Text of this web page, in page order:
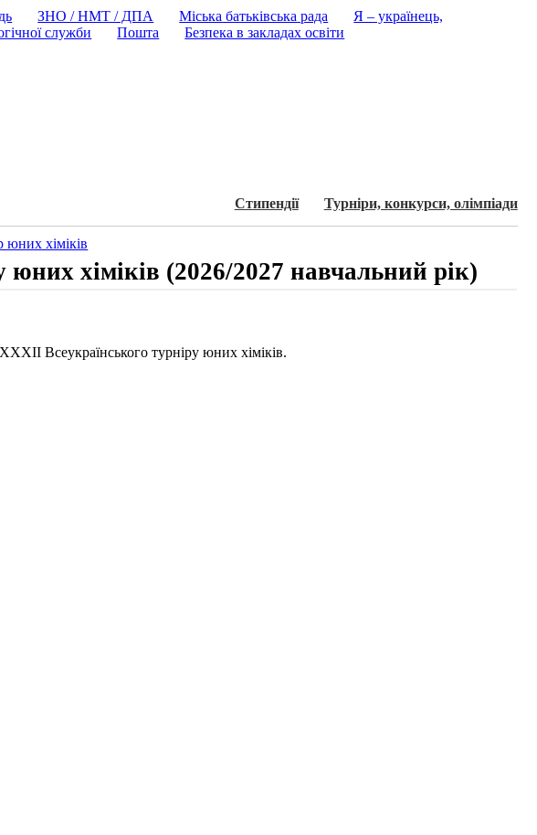
ЗНО / НМТ / ДПА Міська батьківська рада
Я – українець,
служби Пошта Безпека в закладах освіти
Стипендії Турнiри, конкурси, олiмпiади
юних хіміків
хіміків (2026/2027 навчальний рік)
XХXІІ Всеукраїнського турніру юних хіміків.